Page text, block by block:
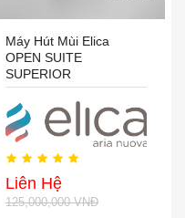
Máy Hút Mùi Elica
OPEN SUITE
SUPERIOR
Liên Hệ
125,000,000 VNĐ